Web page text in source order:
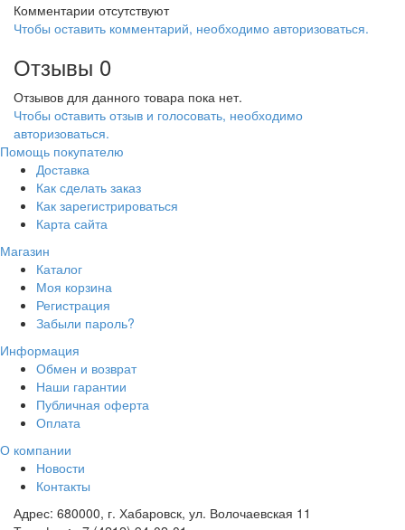
Комментарии отсутствуют
Чтобы оставить комментарий, необходимо авторизоваться.
Отзывы 0
Отзывов для данного товара пока нет.
Чтобы оcтавить отзыв и голосовать, необходимо
авторизоваться.
Помощь покупателю
Доставка
Как сделать заказ
Как зарегистрироваться
Карта сайта
Магазин
Каталог
Моя корзина
Регистрация
Забыли пароль?
Информация
Обмен и возврат
Наши гарантии
Публичная оферта
Оплата
О компании
Новости
Контакты
Адрес: 680000, г. Хабаровск, ул. Волочаевская 11